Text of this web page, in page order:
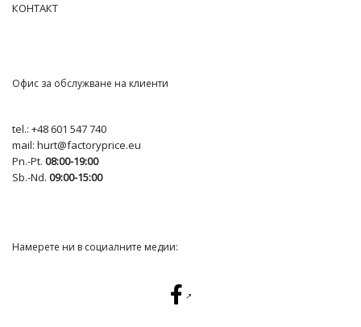
КОНТАКТ
Офис за обслужване на клиенти
tel.: +48 601 547 740
mail: hurt@factoryprice.eu
Pn.-Pt. 08:00-19:00
Sb.-Nd. 09:00-15:00
Намерете ни в социалните медии: